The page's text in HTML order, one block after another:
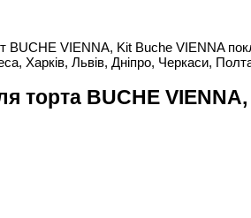
VIENNA, Kit Buche VIENNA
Харків, Львів, Дніпро, Черкаси,
торта BUCHE VIENNA,